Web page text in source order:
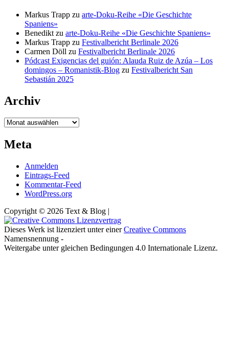
Markus Trapp zu arte-Doku-Reihe «Die Geschichte
Spaniens»
Benedikt zu arte-Doku-Reihe «Die Geschichte Spaniens»
Markus Trapp zu Festivalbericht Berlinale 2026
Carmen Döll zu Festivalbericht Berlinale 2026
Pódcast Exigencias del guión: Alauda Ruiz de Azúa – Los
domingos – Romanistik-Blog zu Festivalbericht San
Sebastián 2025
Archiv
Archiv
Meta
Anmelden
Eintrags-Feed
Kommentar-Feed
WordPress.org
Copyright © 2026 Text & Blog |
Dieses Werk ist lizenziert unter einerCreative Commons
Namensnennung -
Weitergabe unter gleichen Bedingungen 4.0 Internationale Lizenz.